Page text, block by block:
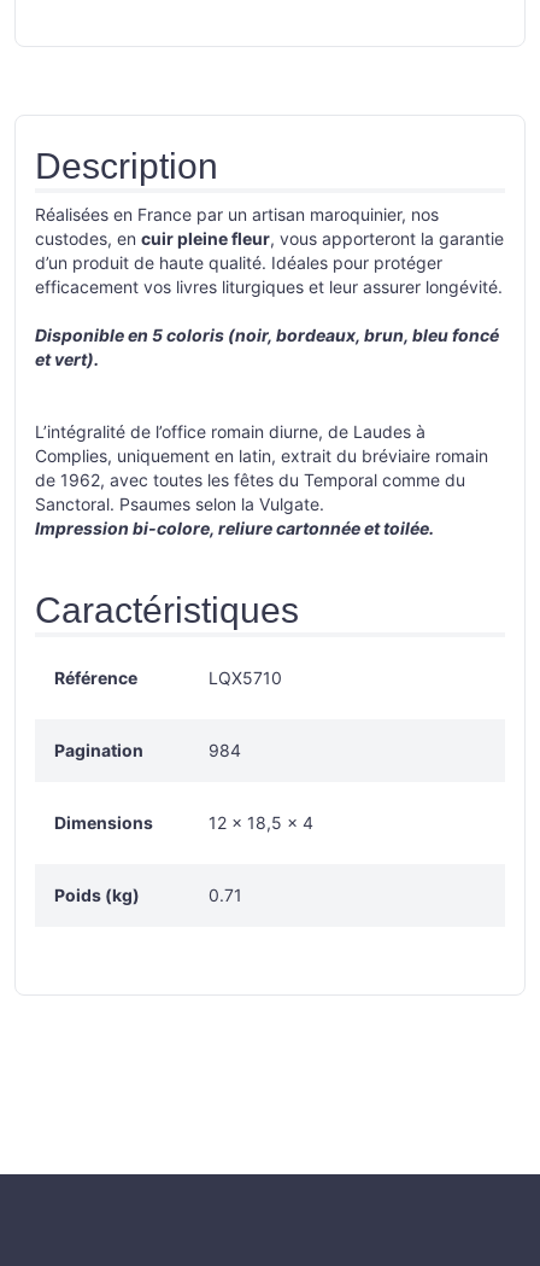
Description
Réalisées en France par un artisan maroquinier, nos
custodes, en cuir pleine fleur, vous apporteront la garantie
d’un produit de haute qualité. Idéales pour protéger
efficacement vos livres liturgiques et leur assurer longévité.
Disponible en 5 coloris (noir, bordeaux, brun, bleu foncé
et vert).
L’intégralité de l’office romain diurne, de Laudes à
Complies, uniquement en latin, extrait du bréviaire romain
de 1962, avec toutes les fêtes du Temporal comme du
Sanctoral. Psaumes selon la Vulgate.
Impression bi-colore, reliure cartonnée et toilée.
Caractéristiques
Référence LQX5710
Pagination 984
Dimensions 12 × 18,5 × 4
Poids (kg) 0.71